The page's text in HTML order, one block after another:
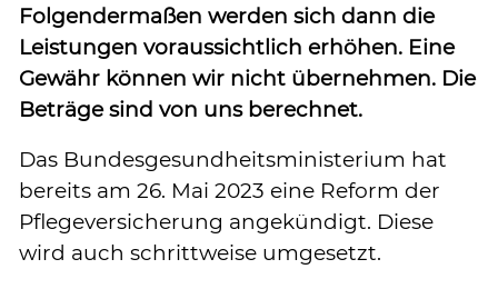
Kontakt
Folgendermaßen werden sich dann die
Leistungen voraussichtlich erhöhen. Eine
Gewähr können wir nicht übernehmen. Die
Beträge sind von uns berechnet.
Das Bundesgesundheitsministerium hat
bereits am 26. Mai 2023 eine Reform der
Pflegeversicherung angekündigt. Diese
wird auch schrittweise umgesetzt.